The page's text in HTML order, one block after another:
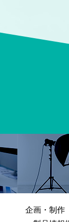
企画・制作